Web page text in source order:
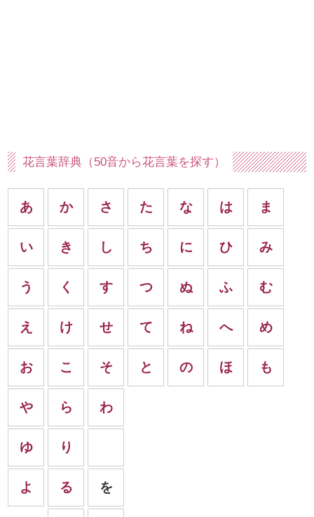
花言葉辞典（50音から花言葉を探す）
あ
い
う
え
お
か
き
く
け
こ
さ
し
す
せ
そ
た
ち
つ
て
と
な
に
ぬ
ね
の
は
ひ
ふ
へ
ほ
ま
み
む
め
も
や
ゆ
よ
ら
り
る
わ
を